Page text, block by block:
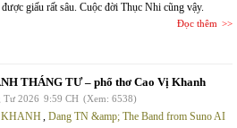
giấu rất sâu. Cuộc đời Thục Nhi cũng vậy.
Đọc thêm
THÁNG TƯ – phổ thơ Cao Vị Khanh
Tư 2026 9:59 CH (Xem: 6538)
, Dang TN &amp; The Band from Suno AI